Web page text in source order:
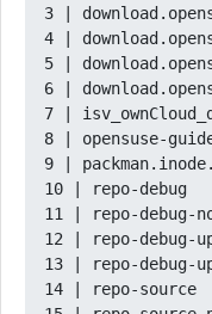
3 |
4 |
5 |
6 |
7 |
8 | opensuse-
9 |
10 | repo-
11 | repo-
12 | repo-
13 | repo-
14 | repo-